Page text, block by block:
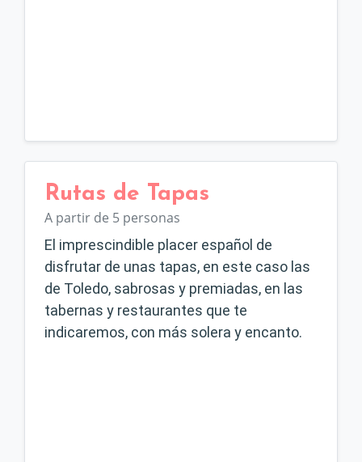
Rutas de Tapas
A partir de 5 personas
El imprescindible placer español de
disfrutar de unas tapas, en este caso las
de Toledo, sabrosas y premiadas, en las
tabernas y restaurantes que te
indicaremos, con más solera y encanto.